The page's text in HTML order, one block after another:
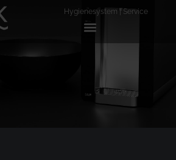
Hygienesystem Service